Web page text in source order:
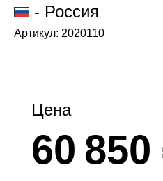
- Россия
Артикул: 2020110
Цена
60 850